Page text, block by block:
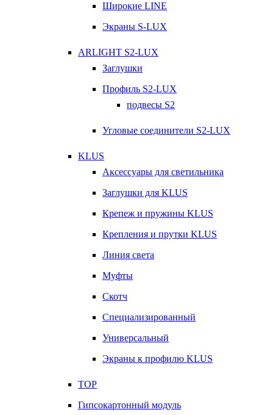
Широкие LINE
Экраны S-LUX
ARLIGHT S2-LUX
Заглушки
Профиль S2-LUX
подвесы S2
Угловые соединители S2-LUX
KLUS
Аксессуары для светильника
Заглушки для KLUS
Крепеж и пружины KLUS
Крепления и прутки KLUS
Линия света
Муфты
Скотч
Специализированный
Универсальный
Экраны к профилю KLUS
TOP
Гипсокартонный модуль